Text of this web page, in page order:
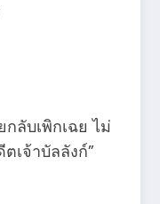
ลับเพิกเฉย ไม่
เจ้าบัลลังก์”